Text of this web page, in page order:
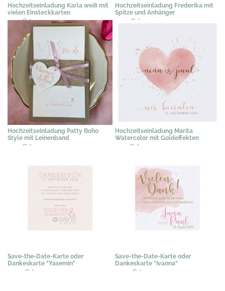
Hochzeitseinladung Karla weiß mit
vielen Einsteckkarten
2,19 €*
Hochzeitseinladung Frederika mit
Spitze und Anhänger
2,39 € *
Hochzeitseinladung Patty Boho
Style mit Leinenband
2,19 € *
Hochzeitseinladung Marita
Watercolor mit Goldeffekten
2,19 € *
Save-the-Date-Karte oder
Dankeskarte "Yasemin"
0,50 € *
Save-the-Date-Karte oder
Dankeskarte "Ivanna"
0,50 € *